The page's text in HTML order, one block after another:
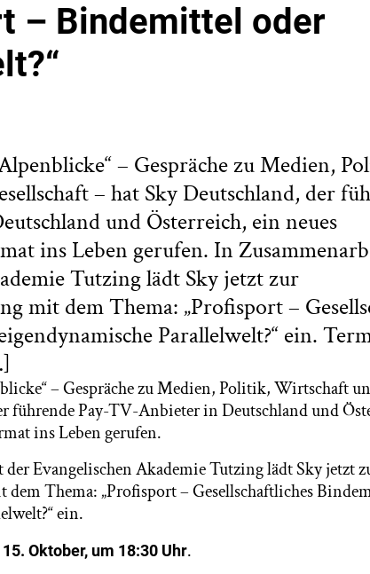
– Bindemittel oder
– Gespräche zu Medien,
– hat Sky Deutschland, der
und Österreich, ein neues
ins Leben gerufen. In
Tutzing lädt Sky jetzt zur
mit dem Thema: „Profisport –
Parallelwelt?“ ein.
– Gespräche zu Medien, Politik, Wirtschaft
führende Pay-TV-Anbieter in Deutschland und
ins Leben gerufen.
Evangelischen Akademie Tutzing lädt Sky jetzt
dem Thema: „Profisport – Gesellschaftliches
ein.
Oktober, um 18:30 Uhr.